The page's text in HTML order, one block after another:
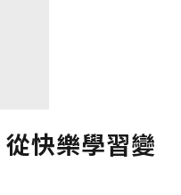
快樂學習變